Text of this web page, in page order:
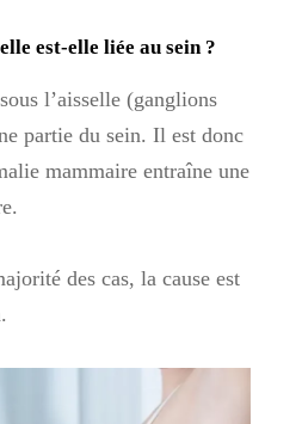
est-elle liée au sein ?
l’aisselle (ganglions
partie du sein. Il est donc
mammaire entraîne une
des cas, la cause est